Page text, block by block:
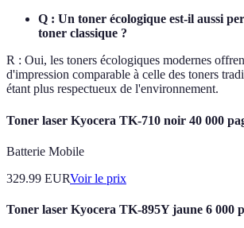
Q : Un toner écologique est-il aussi
toner classique ?
R : Oui, les toners écologiques modernes
d'impression comparable à celle des toners
étant plus respectueux de l'environnement.
Toner laser Kyocera TK-710 noir 40 000
Batterie Mobile
329.99 EURVoir le prix
Toner laser Kyocera TK-895Y jaune 6 000